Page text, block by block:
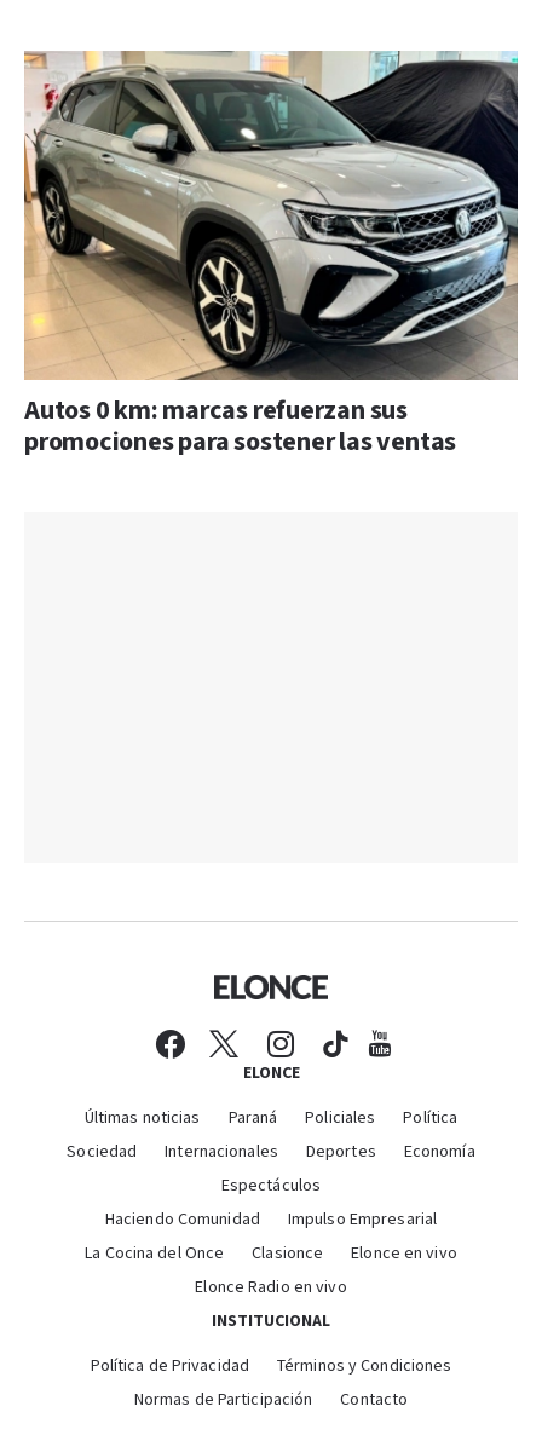
Autos 0 km: marcas refuerzan sus
promociones para sostener las ventas
ELONCE
Últimas noticias Paraná Policiales
Política
Sociedad
Internacionales Deportes
Economía
Espectáculos
Haciendo Comunidad
Impulso Empresarial
La Cocina del Once
Clasionce
Elonce en vivo
Elonce Radio en vivo
INSTITUCIONAL
Política de Privacidad
Términos y Condiciones
Normas de Participación
Contacto